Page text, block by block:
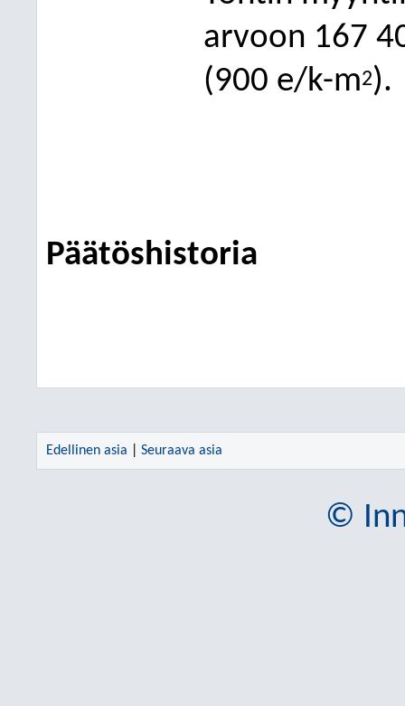
arvoon 167
(900 e/k-m2).
Päätöshistoria
Edellinen asia Seuraava asia
©